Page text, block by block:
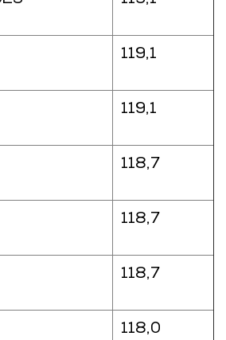
119,1
119,1
118,7
118,7
118,7
118,0